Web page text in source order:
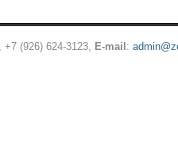
+7 (926) 624-3123 E-mail: